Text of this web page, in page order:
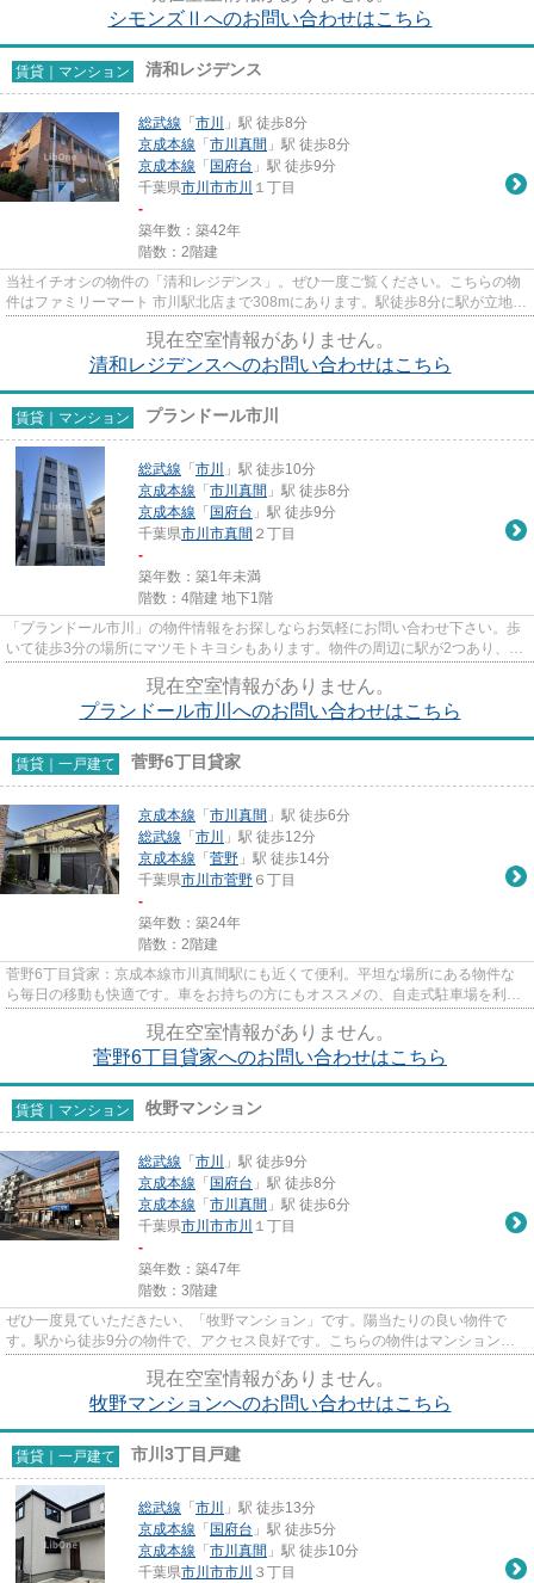
シモンズⅡへのお問い合わせはこちら
賃貸｜マンション 清和レジデンス
総武線 「 市川
」駅 徒歩8分
京成本線 「 市川真間 」駅 徒歩8分
京成本線 「 国府台 」駅 徒歩9分
千葉県市川市市川 １丁目
-
築年数：築42年
階数：2階建
当社イチオシの物件の「清和レジデンス」。ぜひ一度ご覧ください。こちらの物
件はファミリーマート 市川駅北店まで308mにあります。駅徒歩8分に駅が立地す
現在空室情報がありません。
清和レジデンスへのお問い合わせはこちら
賃貸｜マンション プランドール市川
総武線 「 市川
」駅 徒歩10分
京成本線 「 市川真間 」駅 徒歩8分
京成本線 「 国府台 」駅 徒歩9分
千葉県市川市真間 ２丁目
-
築年数：築1年未満
階数：4階建 地下1階
「プランドール市川」の物件情報をお探しならお気軽にお問い合わせ下さい。歩
いて徒歩3分の場所にマツモトキヨシもあります。物件の周辺に駅が2つあり、よ
現在空室情報がありません。
プランドール市川へのお問い合わせはこちら
賃貸｜一戸建て 菅野6丁目貸家
京成本線 「 市川真間 」駅 徒歩6分
総武線 「 市川
」駅 徒歩12分
京成本線 「 菅野 」駅 徒歩14分
千葉県市川市菅野 ６丁目
-
築年数：築24年
階数：2階建
菅野6丁目貸家：京成本線市川真間駅にも近くて便利。平坦な場所にある物件な
ら毎日の移動も快適です。車をお持ちの方にもオススメの、自走式駐車場を利用
現在空室情報がありません。
菅野6丁目貸家へのお問い合わせはこちら
賃貸｜マンション 牧野マンション
総武線 「 市川
」駅 徒歩9分
京成本線 「 国府台 」駅 徒歩8分
京成本線 「 市川真間 」駅 徒歩6分
千葉県市川市市川 １丁目
-
築年数：築47年
階数：3階建
ぜひ一度見ていただきたい、「牧野マンション」です。陽当たりの良い物件で
す。駅から徒歩9分の物件で、アクセス良好です。こちらの物件はマンションで
現在空室情報がありません。
牧野マンションへのお問い合わせはこちら
賃貸｜一戸建て 市川3丁目戸建
総武線 「 市川
」駅 徒歩13分
京成本線 「 国府台 」駅 徒歩5分
京成本線 「 市川真間 」駅 徒歩10分
千葉県市川市市川 ３丁目